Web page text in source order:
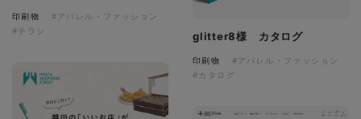
印刷物
#アパレル・ファッション
#チラシ
glitter8様 カタログ
印刷物
#アパレル・ファッション
#カタログ